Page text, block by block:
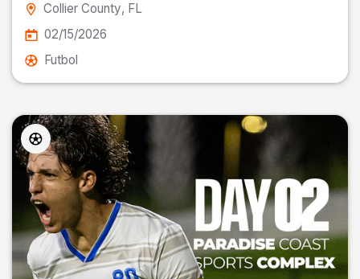
Collier County, FL
02/15/2026
Futbol